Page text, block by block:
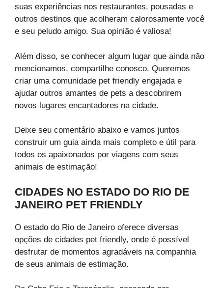
suas experiências nos restaurantes, pousadas e
outros destinos que acolheram calorosamente você
e seu peludo amigo. Sua opinião é valiosa!
Além disso, se conhecer algum lugar que ainda não
mencionamos, compartilhe conosco. Queremos
criar uma comunidade pet friendly engajada e
ajudar outros amantes de pets a descobrirem
novos lugares encantadores na cidade.
Deixe seu comentário abaixo e vamos juntos
construir um guia ainda mais completo e útil para
todos os apaixonados por viagens com seus
animais de estimação!
CIDADES NO ESTADO DO RIO DE
JANEIRO PET FRIENDLY
O estado do Rio de Janeiro oferece diversas
opções de cidades pet friendly, onde é possível
desfrutar de momentos agradáveis na companhia
de seus animais de estimação.